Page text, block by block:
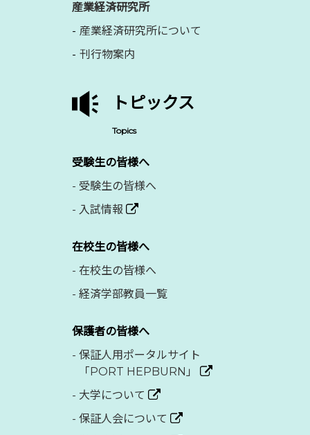
産業経済研究所
産業経済研究所について
刊行物案内
トピックス
Topics
受験生の皆様へ
- 受験生の皆様へ
- 入試情報
在校生の皆様へ
- 在校生の皆様へ
- 経済学部教員一覧
保護者の皆様へ
- 保証人用ポータルサイト
「PORT HEPBURN」
- 大学について
- 保証人会について